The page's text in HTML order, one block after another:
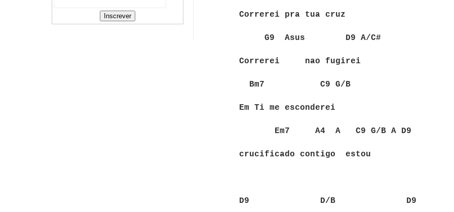
Correrei pra tua cruz
G9 Asus D9 A/C#
Correrei nao fugirei
Bm7 C9 G/B
Em Ti me esconderei
Em7 A4 A C9 G/B A D9
crucificado contigo estou
D9 D/B D9